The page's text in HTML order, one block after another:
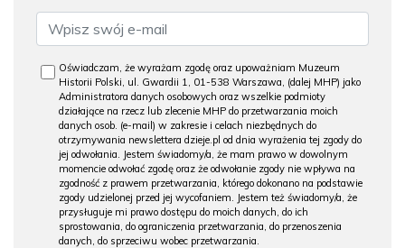
Oświadczam, że wyrażam zgodę oraz upoważniam Muzeum
Historii Polski, ul. Gwardii 1, 01-538 Warszawa, (dalej MHP) jako
Administratora danych osobowych oraz wszelkie podmioty
działające na rzecz lub zlecenie MHP do przetwarzania moich
danych osob. (e-mail) w zakresie i celach niezbędnych do
otrzymywania newslettera dzieje.pl od dnia wyrażenia tej zgody do
jej odwołania. Jestem świadomy/a, że mam prawo w dowolnym
momencie odwołać zgodę oraz że odwołanie zgody nie wpływa na
zgodność z prawem przetwarzania, którego dokonano na podstawie
zgody udzielonej przed jej wycofaniem. Jestem też świadomy/a, że
przysługuje mi prawo dostępu do moich danych, do ich
sprostowania, do ograniczenia przetwarzania, do przenoszenia
danych, do sprzeciwu wobec przetwarzania.